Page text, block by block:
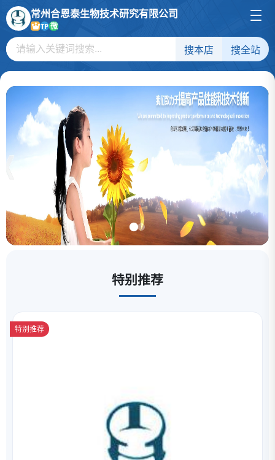
常州合恩泰生物技术研究有限公司
TP微
搜本店 搜全站
2,4-二氯嘧啶 2-甲硫基嘧啶 2-巯基嘧啶
特别推荐
特别推荐